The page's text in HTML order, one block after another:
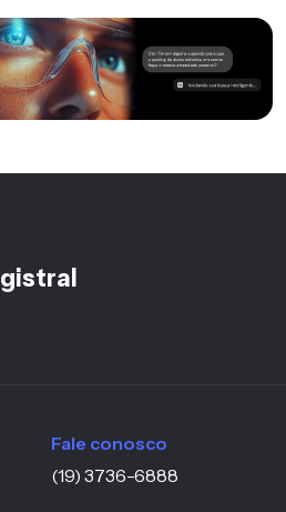
Fale conosco
(19) 3736-6888